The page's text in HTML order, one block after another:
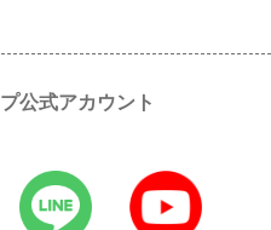
公式アカウント